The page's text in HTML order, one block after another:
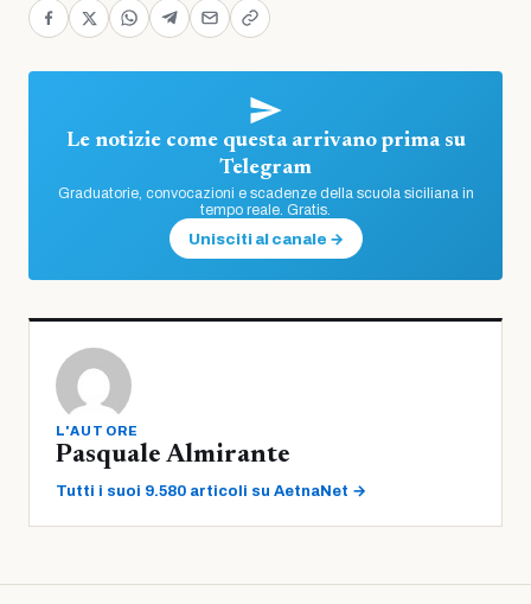
Le notizie come questa arrivano prima su
Telegram
Graduatorie, convocazioni e scadenze della scuola siciliana in
tempo reale. Gratis.
Unisciti al canale →
L'AUTORE
Pasquale Almirante
Tutti i suoi 9.580 articoli su AetnaNet →